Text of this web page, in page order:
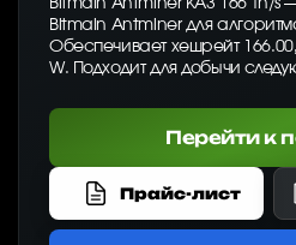
Bitmain Antminer KA3 166 Th/s
Bitmain Antminer для
Обеспечивает хешрейт
W. Подходит для добычи
Перейти к
Прайс-лист